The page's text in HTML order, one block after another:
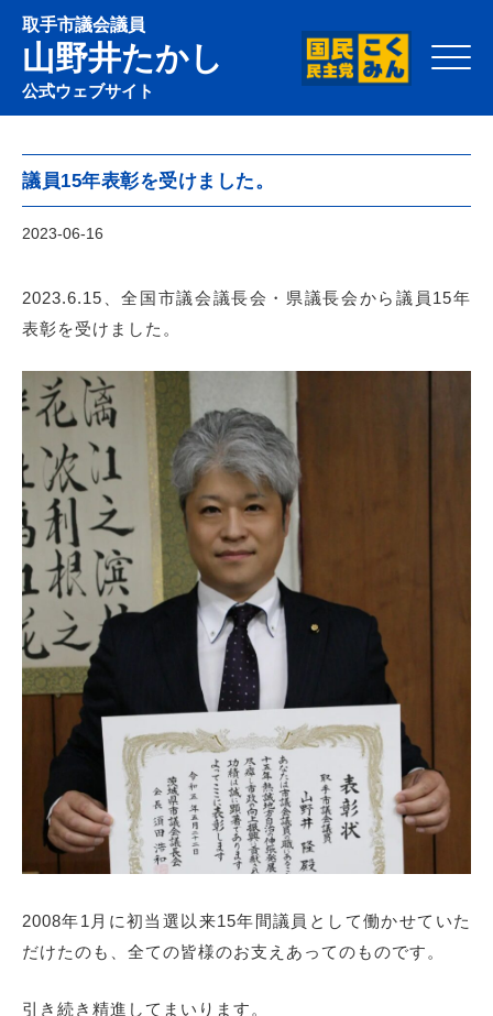
取手市議会議員
山野井たかし
公式ウェブサイト
Click
議員15年表彰を受けました。
2023-06-16
2023.6.15、全国市議会議長会・県議長会から議員15年
表彰を受けました。
2008年1月に初当選以来15年間議員として働かせていた
だけたのも、 全ての皆様のお支えあってのものです。
引き続き精進してまいります。